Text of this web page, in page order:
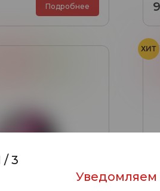
Подробнее
ХИТ
/3
Уведомляем